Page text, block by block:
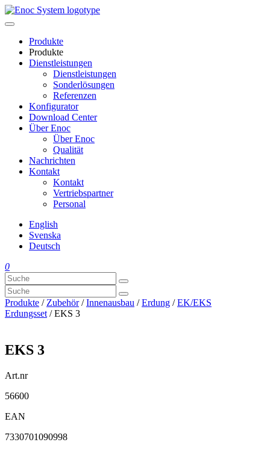
Skip
to
Produkte
Produkte
Dienstleistungen
Dienstleistungen
Sonderlösungen
Referenzen
Konfigurator
Download Center
Über Enoc
Über Enoc
Qualität
Nachrichten
Kontakt
Kontakt
Vertriebspartner
Personal
English
Svenska
Deutsch
0
Produkte / Zubehör/Innenausbau /Erdung /EK/EKS
Erdungsset / EKS 3
EKS 3
Art.nr
56600
EAN
7330701090998